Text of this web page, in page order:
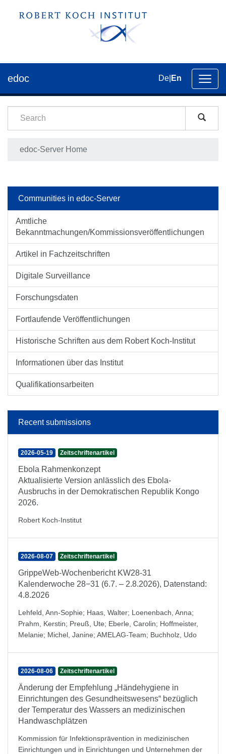
edoc De En
edoc-Server Home
Communities in edoc-Server
Amtliche
Bekanntmachungen/Kommissionsveröffentlichungen
Artikel in Fachzeitschriften
Digitale Surveillance
Forschungsdaten
Fortlaufende Veröffentlichungen
Historische Schriften aus dem Robert Koch-Institut
Informationen über das Institut
Qualifikationsarbeiten
Recent submissions
2026-05-19 Zeitschriftenartikel
Ebola Rahmenkonzept
Aktualisierte Version anlässlich des Ebola-
Ausbruchs in der Demokratischen Republik Kongo
2026.
Robert Koch-Institut
2026-08-07 Zeitschriftenartikel
GrippeWeb-Wochenbericht KW28-31
Kalenderwoche 28−31 (6.7. – 2.8.2026), Datenstand:
4.8.2026
Lehfeld, Ann-Sophie; Haas, Walter; Loenenbach, Anna;
Prahm, Kerstin; Preuß, Ute; Eberle, Carolin; Hoffmeister,
Melanie; Michel, Janine; AMELAG-Team; Buchholz, Udo
2026-08-06 Zeitschriftenartikel
Änderung der Empfehlung „Händehygiene in
Einrichtungen des Gesundheitswesens“ bezüglich
der Temperatur des Wassers an medizinischen
Handwaschplätzen
Kommission für Infektionsprävention in medizinischen
Einrichtungen und in Einrichtungen und Unternehmen der